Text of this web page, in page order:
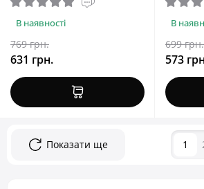
В наявності
769 грн.
631 грн.
В
699 грн.
573
Показати ще 1